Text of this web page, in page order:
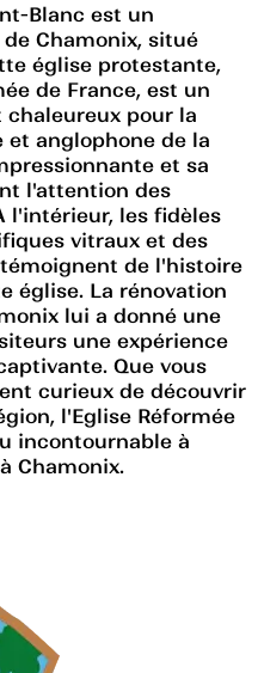
Blanc est un
Chamonix, situé
église protestante,
de France, est un
pour la
anglophone de la
et sa
l'attention des
l'intérieur, les fidèles
vitraux et des
de l'histoire
église. La rénovation
lui a donné une
une expérience
Que vous
curieux de découvrir
l'Eglise Réformée
incontournable à
Chamonix.